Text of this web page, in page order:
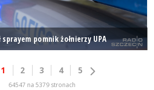
pomnik żołnierzy UPA
1 2 3 4 5
64547 na 5379 stronach